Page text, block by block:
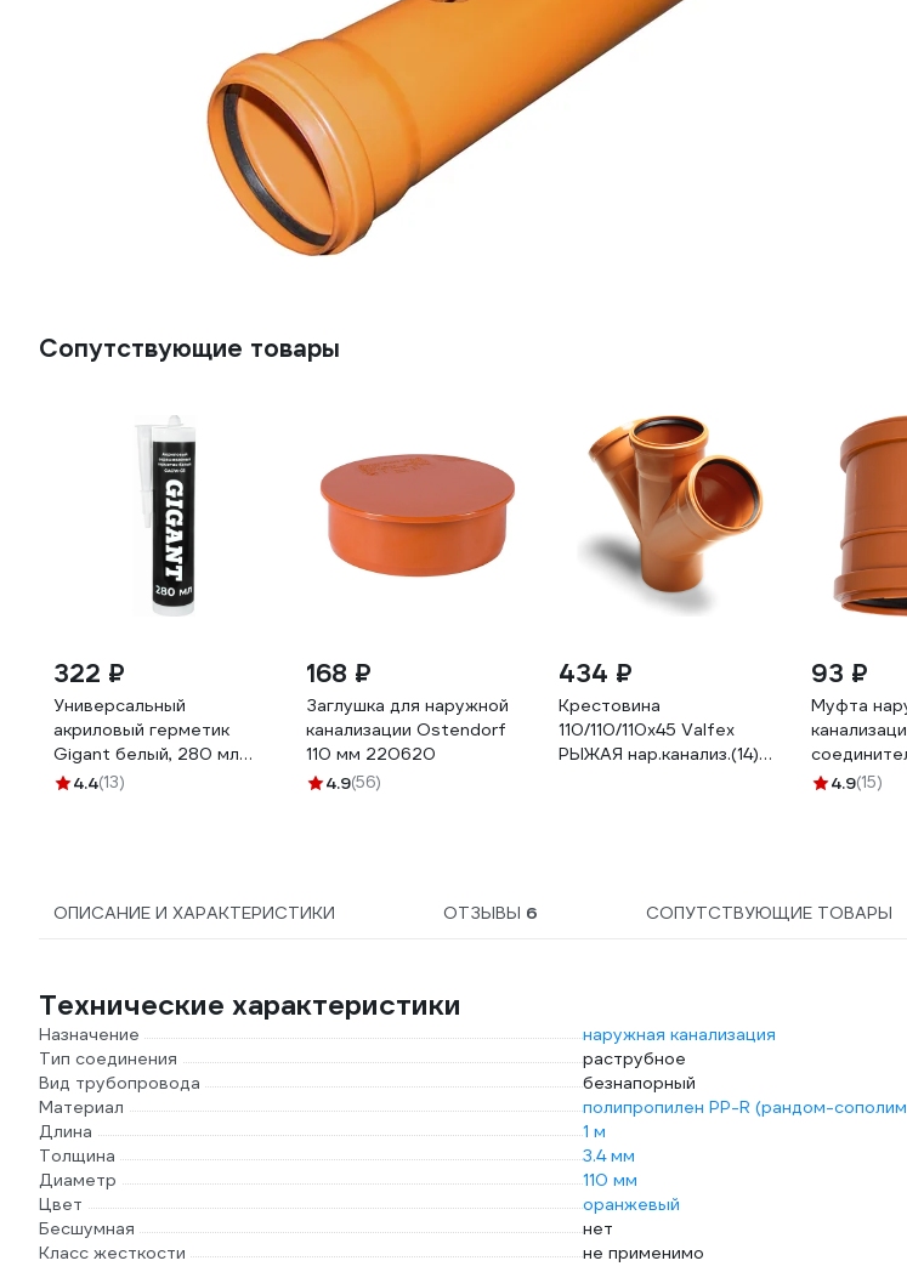
Сопутствующие товары
322 ₽
Универсальный
акриловый герметик
Gigant белый, 280 мл
GAGW-03
4.4(13)
168 ₽
Заглушка для наружной
канализации Ostendorf
110 мм 220620
4.9(56)
434 ₽
Крестовина
110/110/110х45 Valfex
РЫЖАЯ нар.канализ.(14)
93 ₽
Муфта
041020201
4.9(15)
ОПИСАНИЕ И ХАРАКТЕРИСТИКИ ОТЗЫВЫ 6 СОПУТСТВУЮЩИЕ ТОВАРЫ
Технические характеристики
Назначение
наружная канализация
Тип соединения
раструбное
Вид трубопровода
безнапорный
Материал
полипропилен PP-R (рандом-
Длина
1 м
Толщина
3.4 мм
Диаметр
110 мм
Цвет
оранжевый
Бесшумная
нет
Класс жесткости
не применимо